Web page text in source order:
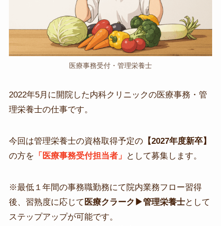
医療事務受付・管理栄養士
2022年5月に開院した内科クリニックの医療事務・管
理栄養士の仕事です。
今回は管理栄養士の資格取得予定の【2027年度新卒】
の方を 「医療事務受付担当者」 として募集します。
※最低１年間の事務職勤務にて院内業務フロー習得
後、習熟度に応じて 医療クラーク▶管理栄養士として
ステップアップが可能です。